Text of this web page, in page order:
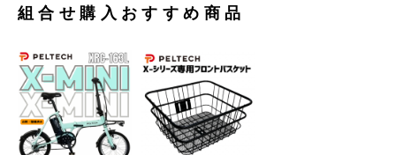
組合せ購入おすすめ商品